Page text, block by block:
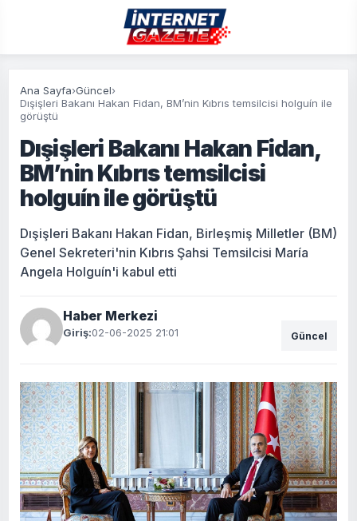
Ana Sayfa›Güncel›
Dışişleri Bakanı Hakan Fidan, BM’nin Kıbrıs temsilcisi holguín ile
görüştü
Dışişleri Bakanı Hakan Fidan,
BM’nin Kıbrıs temsilcisi
holguín ile görüştü
Dışişleri Bakanı Hakan Fidan, Birleşmiş Milletler (BM)
Genel Sekreteri'nin Kıbrıs Şahsi Temsilcisi María
Angela Holguín'i kabul etti
Haber Merkezi
Giriş:02-06-2025 21:01 Güncel